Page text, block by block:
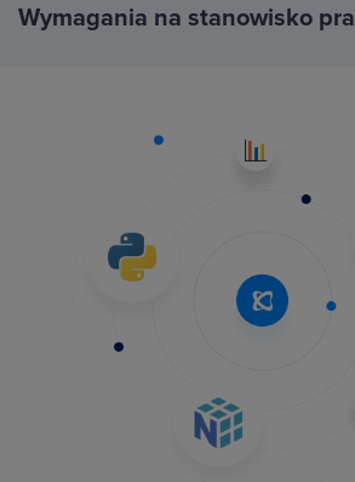
Wymagania na stanowisko